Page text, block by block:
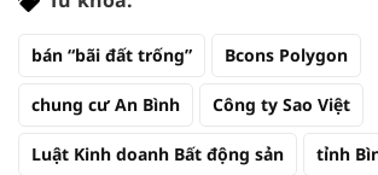
bán “bãi đất trống” Bcons Polygon
chung cư An Bình Công ty Sao Việt
Luật Kinh doanh Bất động sản tỉnh